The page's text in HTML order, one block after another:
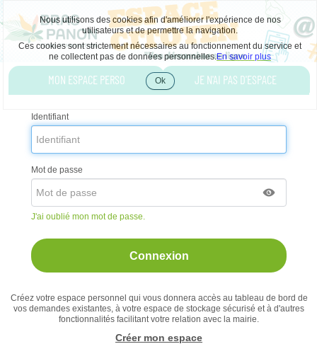
Nous utilisons des cookies afin d'améliorer l'expérience de nos
utilisateurs et de permettre la navigation.
Ces cookies sont strictement nécessaires au fonctionnement du service et
ne collectent pas de données personnelles.En savoir plus
Ok
Accepter
Liste
MON ESPACE PERSO JE N'AI PAS D'ESPACE
Identifiant
Mot de passe
J'ai oublié mon mot de passe.
Créez votre espace personnel qui vous donnera accès au tableau de bord de
vos demandes existantes, à votre espace de stockage sécurisé et à d'autres
fonctionnalités facilitant votre relation avec la mairie.
Créer mon espace